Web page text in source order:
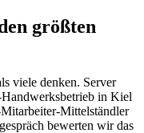
größten
viele denken. Server
in Kiel
Mittelständler
bewerten wir das